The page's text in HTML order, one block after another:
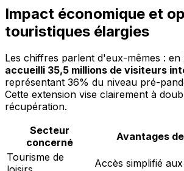
Impact économique et
touristiques élargies
Les chiffres parlent d'eux-mêmes : en
accueilli 35,5 millions de visiteurs
représentant 36% du niveau pré-
Cette extension vise clairement à
récupération.
Secteur
concerné
Avantages
Tourisme de
Accès simplifié